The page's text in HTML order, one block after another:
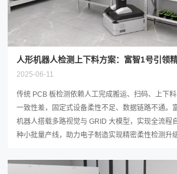
人形机器人检测上下料方案：富智1号引领
2025-06-11
传统 PCB 板检测依赖人工完成搬运、扫码、上下料
一致性差，固定式设备柔性不足、数据链路不通。
机器人搭载多路视觉与 GRID 大模型，实现全流程
种小批量产线，助力电子制造实现精密柔性检测升级